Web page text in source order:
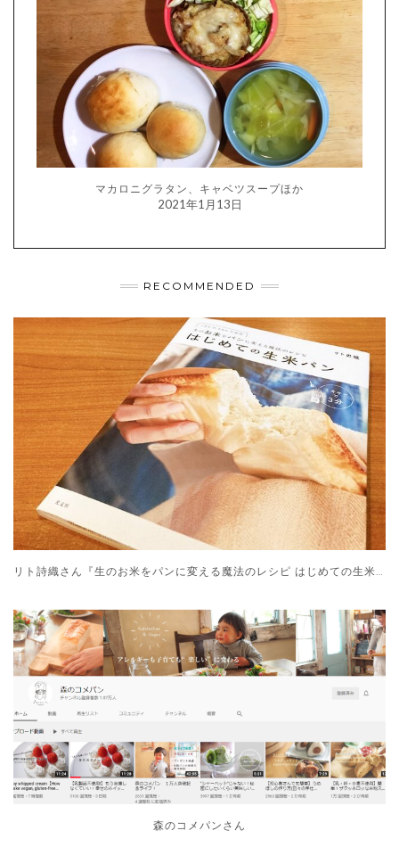
マカロニグラタン、キャベツスープほか
2021年1月13日
RECOMMENDED
森のコメパンさん